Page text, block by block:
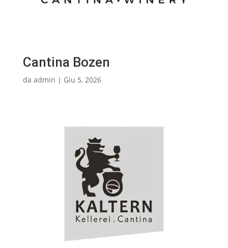
Cantina Bozen
da admin | Giu 5, 2026